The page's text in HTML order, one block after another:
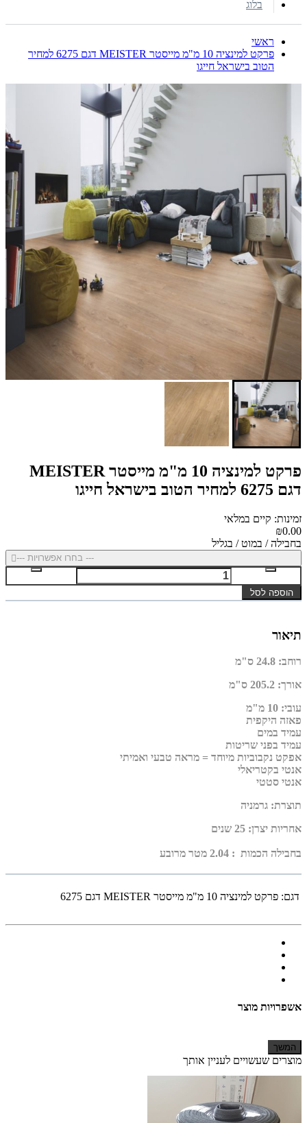
בלוג
ראשי
פרקט למינציה 10 מ"מ מייסטר MEISTER דגם 6275 למחיר
הטוב בישראל חייגו
פרקט למינציה 10 מ"מ מייסטר MEISTER
דגם 6275 למחיר הטוב בישראל חייגו
זמינות: קיים במלאי
₪0.00
בחבילה / במוט / בגליל
--- בחרו אפשרויות ---
הוספה לסל
תיאור
רוחב: 24.8 ס"מ
אורך: 205.2 ס"מ
עובי: 10 מ"מ
פאזה היקפית
עמיד במים
עמיד בפני שריטות
אפקט נקבוביות מיוחד = מראה טבעי ואמיתי
אנטי בקטריאלי
אנטי סטטי
תוצרת: גרמניה
אחריות יצרן: 25 שנים
בחבילה הכמות : 2.04 מטר מרובע
דגם: פרקט למינציה 10 מ"מ מייסטר MEISTER דגם 6275
אשפרויות מוצר
המשך
מוצרים שעשויים לעניין אותך